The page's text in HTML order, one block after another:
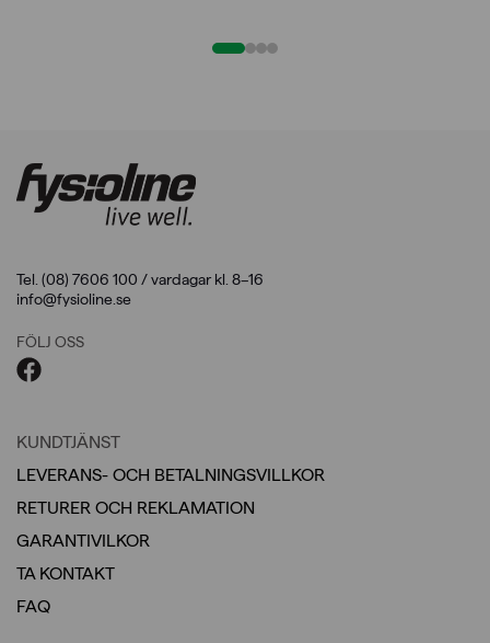
Tel. (08) 7606 100 / vardagar kl. 8–16
info@fysioline.se
FÖLJ OSS
KUNDTJÄNST
LEVERANS- OCH BETALNINGSVILLKOR
RETURER OCH REKLAMATION
GARANTIVILKOR
TA KONTAKT
FAQ